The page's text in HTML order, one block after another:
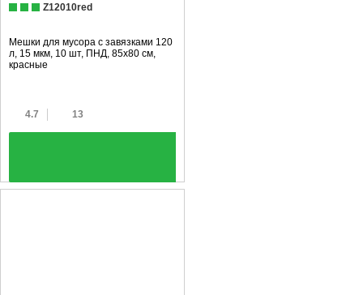
Z12010red
Мешки для мусора с завязками 120
л, 15 мкм, 10 шт, ПНД, 85х80 см,
красные
4.7 13